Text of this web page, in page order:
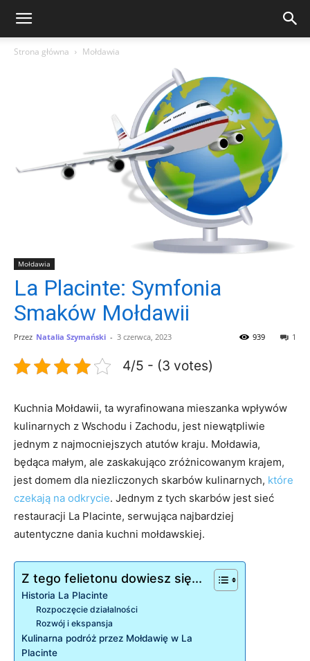
Strona główna Mołdawia
Mołdawia
La Placinte: Symfonia
Smaków Mołdawii
Przez Natalia Szymański - 3 czerwca, 2023 1
939
4/5 - (3 votes)
Kuchnia Mołdawii, ta wyrafinowana mieszanka wpływów
kulinarnych z Wschodu i Zachodu, jest niewątpliwie
jednym z najmocniejszych atutów kraju. Mołdawia,
będąca małym, ale zaskakująco zróżnicowanym krajem,
jest domem dla niezliczonych skarbów kulinarnych, które
czekają na odkrycie. Jednym z tych skarbów jest sieć
restauracji La Placinte, serwująca najbardziej
autentyczne dania kuchni mołdawskiej.
Z tego felietonu dowiesz się...
Historia La Placinte
Rozpoczęcie działalności
Rozwój i ekspansja
Kulinarna podróż przez Mołdawię w La
Placinte